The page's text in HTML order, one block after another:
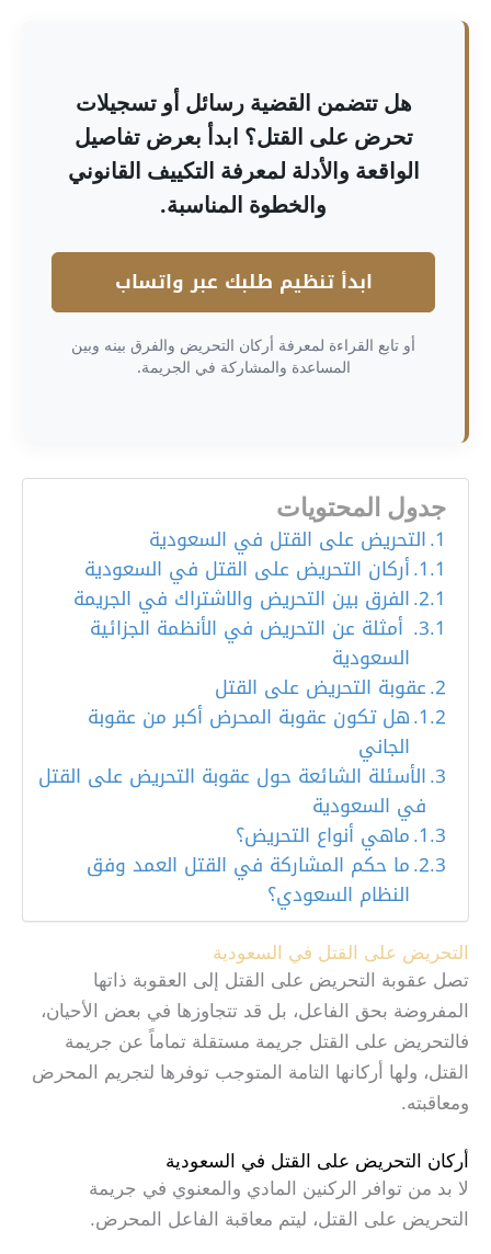
هل تتضمن القضية رسائل أو تسجيلات
تحرض على القتل؟ ابدأ بعرض تفاصيل
الواقعة والأدلة لمعرفة التكييف القانوني
والخطوة المناسبة.
ابدأ تنظيم طلبك عبر واتساب
أو تابع القراءة لمعرفة أركان التحريض والفرق بينه وبين
المساعدة والمشاركة في الجريمة.
جدول المحتويات
التحريض على القتل في السعودية
أركان التحريض على القتل في السعودية
الفرق بين التحريض والاشتراك في الجريمة
أمثلة عن التحريض في الأنظمة الجزائية
السعودية
عقوبة التحريض على القتل
هل تكون عقوبة المحرض أكبر من عقوبة
الجاني
الأسئلة الشائعة حول عقوبة التحريض على القتل
في السعودية
ماهي أنواع التحريض؟
ما حكم المشاركة في القتل العمد وفق
النظام السعودي؟
التحريض على القتل في السعودية
تصل عقوبة التحريض على القتل إلى العقوبة ذاتها
المفروضة بحق الفاعل، بل قد تتجاوزها في بعض الأحيان،
فالتحريض على القتل جريمة مستقلة تماماً عن جريمة
القتل، ولها أركانها التامة المتوجب توفرها لتجريم المحرض
ومعاقبته.
أركان التحريض على القتل في السعودية
لا بد من توافر الركنين المادي والمعنوي في جريمة
التحريض على القتل، ليتم معاقبة الفاعل المحرض.